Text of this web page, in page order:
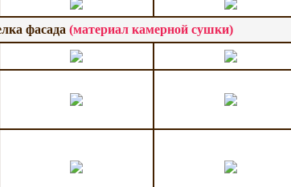
фасада (материал камерной сушки)